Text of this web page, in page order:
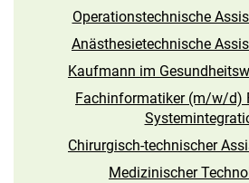
Operationstechnische
Anästhesietechnische
Kaufmann im
Fachinformatiker (m/w/d)
Chirurgisch-technischer
Medizinischer